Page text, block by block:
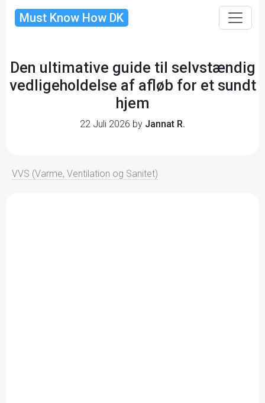
Must Know How DK
Den ultimative guide til selvstændig
vedligeholdelse af afløb for et sundt
hjem
22 Juli 2026 by Jannat R.
VVS (Varme, Ventilation og Sanitet)